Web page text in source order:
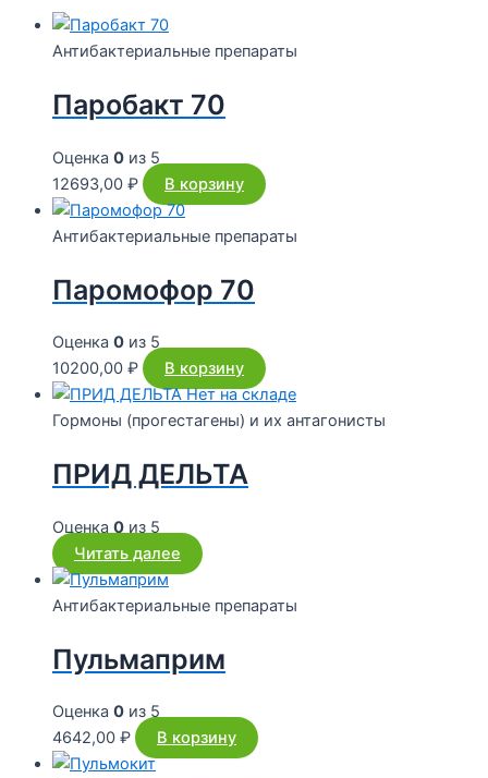
Антибактериальные препараты
Паробакт 70
Оценка 0 из 5
12693,00 ₽ В корзину
Антибактериальные препараты
Паромофор 70
Оценка 0 из 5
10200,00 ₽
В корзину
Нет на складе
Гормоны (прогестагены) и их антагонисты
ПРИД ДЕЛЬТА
Оценка 0 из 5
Читать далее
Антибактериальные препараты
Пульмаприм
Оценка 0 из 5
4642,00 ₽ В корзину